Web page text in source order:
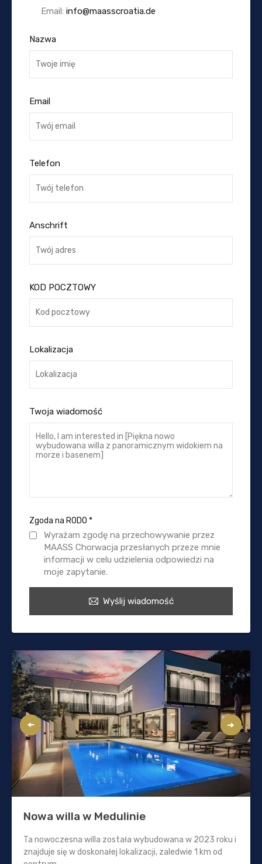
Email: info@maasscroatia.de
Nazwa
Email
Telefon
Anschrift
KOD POCZTOWY
Lokalizacja
Twoja wiadomość
Zgoda na RODO *
Wyrażam zgodę na przechowywanie przez
MAASS Chorwacja przesłanych przeze mnie
informacji w celu udzielenia odpowiedzi na
moje zapytanie.
Wyślij wiadomość
Nowa willa w Medulinie
Ta nowoczesna willa została wybudowana w 2023 roku i
znajduje się w doskonałej lokalizacji, zaledwie 1 km od